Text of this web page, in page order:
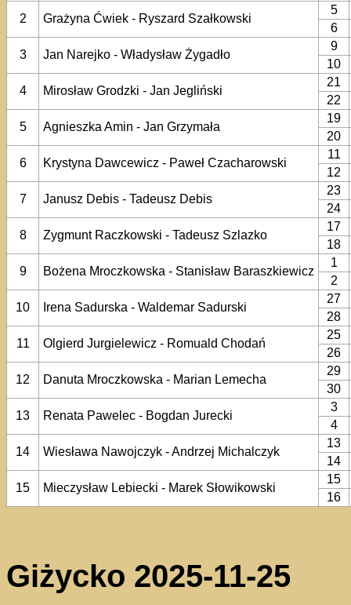
2
Grażyna Ćwiek - Ryszard Szałkowski
5
6
3
Jan Narejko - Władysław Żygadło
9
10
4
Mirosław Grodzki - Jan Jegliński
21
22
5
Agnieszka Amin - Jan Grzymała
19
20
6
Krystyna Dawcewicz - Paweł Czacharowski
11
12
7
Janusz Debis - Tadeusz Debis
23
24
8
Zygmunt Raczkowski - Tadeusz Szlazko
17
18
9
Bożena Mroczkowska - Stanisław Baraszkiewicz
1
2
10
Irena Sadurska - Waldemar Sadurski
27
28
11
Olgierd Jurgielewicz - Romuald Chodań
25
26
12
Danuta Mroczkowska - Marian Lemecha
29
30
13
Renata Pawelec - Bogdan Jurecki
3
4
14
Wiesława Nawojczyk - Andrzej Michalczyk
13
14
15
Mieczysław Lebiecki - Marek Słowikowski
15
16
Giżycko 2025-11-25